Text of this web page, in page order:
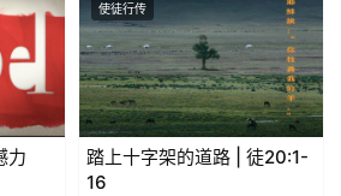
力
使徒行传
踏上十字架的道路 | 徒20:1-
16